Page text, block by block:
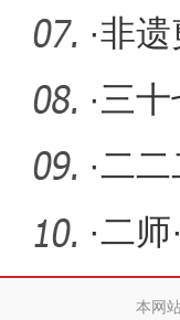
机”
·非
·三
产
·二
加紧
·二师
十七
本网